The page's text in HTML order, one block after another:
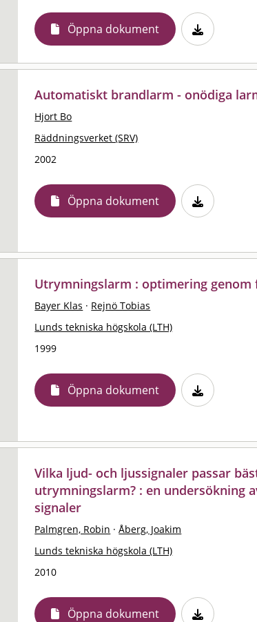
Öppna dokument
Automatiskt brandlarm - onödiga
Hjort Bo
Räddningsverket (SRV)
2002
Öppna dokument
Utrymningslarm : optimering
Bayer Klas · Rejnö Tobias
Lunds tekniska högskola (LTH)
1999
Öppna dokument
Vilka ljud- och ljussignaler passar
utrymningslarm? : en undersökning
signaler
Palmgren, Robin · Åberg, Joakim
Lunds tekniska högskola (LTH)
2010
Öppna dokument